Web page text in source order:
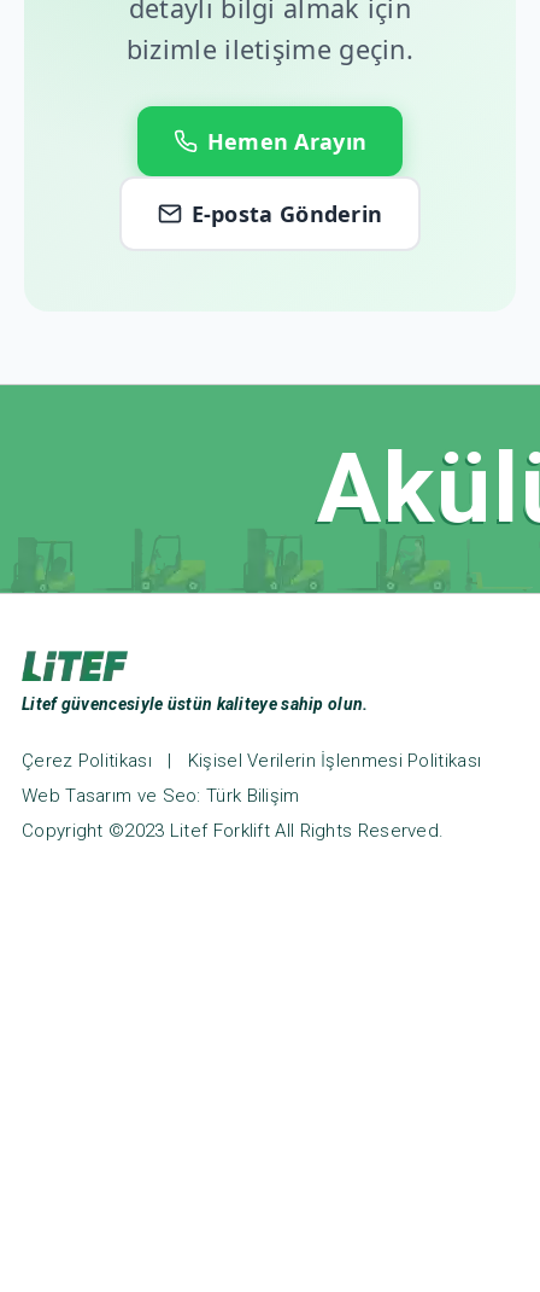
detaylı bilgi almak için
bizimle iletişime geçin.
Hemen Arayın
E-posta Gönderin
Litef güvencesiyle üstün kaliteye sahip olun.
Çerez Politikası |
Kişisel Verilerin İşlenmesi Politikası
Web Tasarım ve Seo: Türk Bilişim
Copyright ©2023 Litef Forklift All Rights Reserved.